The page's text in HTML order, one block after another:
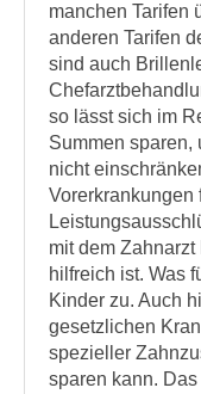
manchen Tarifen
anderen Tarifen
sind auch
so lässt sich im
Summen sparen,
nicht
Vorerkrankungen
mit dem
hilfreich ist. Was
Kinder zu. Auch
gesetzlichen
spezieller
sparen kann.